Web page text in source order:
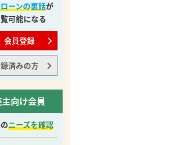
ーンの裏話が
可能になる
会員登録
済みの方
主向け会員
ニーズを確認